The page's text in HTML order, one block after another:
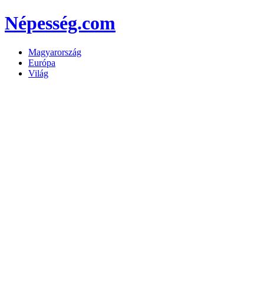
Népesség.com
Magyarország
Európa
Világ